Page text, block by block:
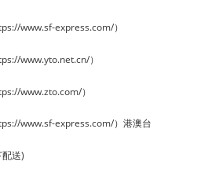
www.sf-express.com/）
www.yto.net.cn/）
www.zto.com/）
www.sf-express.com/）港澳台
送)